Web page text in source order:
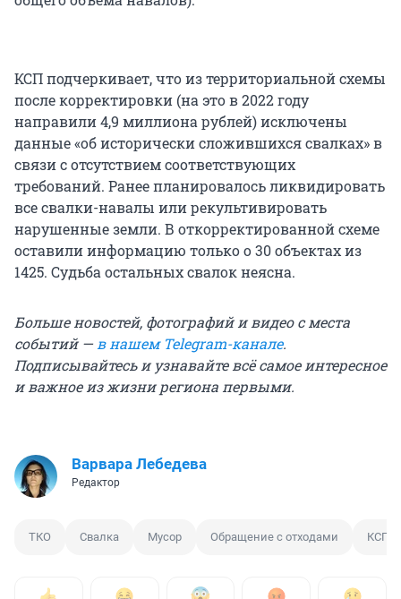
КСП подчеркивает, что из территориальной схемы
после корректировки (на это в 2022 году
направили 4,9 миллиона рублей) исключены
данные «об исторически сложившихся свалках» в
связи с отсутствием соответствующих
требований. Ранее планировалось ликвидировать
все свалки-навалы или рекультивировать
нарушенные земли. В откорректированной схеме
оставили информацию только о 30 объектах из
1425. Судьба остальных свалок неясна.
Больше новостей, фотографий и видео с места
событий —в нашем Telegram-канале.
Подписывайтесь и узнавайте всё самое интересное
и важное из жизни региона первыми.
Варвара Лебедева
Редактор
ТКО Свалка Мусор Обращение с отходами КСП